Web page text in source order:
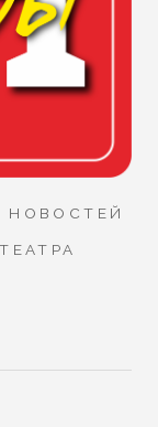
НОВОСТЕЙ